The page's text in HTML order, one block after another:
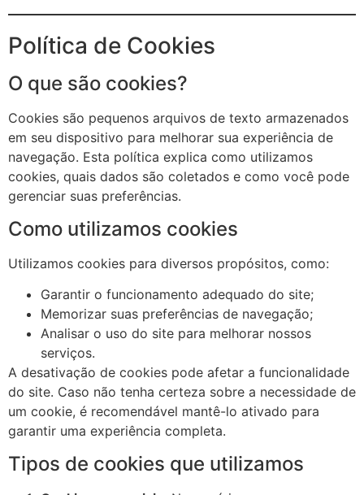
Política de Cookies
O que são cookies?
Cookies são pequenos arquivos de texto armazenados
em seu dispositivo para melhorar sua experiência de
navegação. Esta política explica como utilizamos
cookies, quais dados são coletados e como você pode
gerenciar suas preferências.
Como utilizamos cookies
Utilizamos cookies para diversos propósitos, como:
Garantir o funcionamento adequado do site;
Memorizar suas preferências de navegação;
Analisar o uso do site para melhorar nossos
serviços.
A desativação de cookies pode afetar a funcionalidade
do site. Caso não tenha certeza sobre a necessidade de
um cookie, é recomendável mantê-lo ativado para
garantir uma experiência completa.
Tipos de cookies que utilizamos